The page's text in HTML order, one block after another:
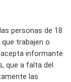
personas de 18
trabajen o
informante
que a falta del
las